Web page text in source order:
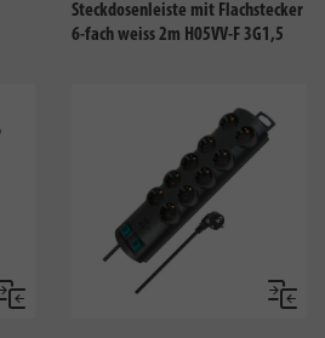
Steckdosenleiste mit Flachstecker
6-fach weiss 2m H05VV-F 3G1,5
Vergleichen